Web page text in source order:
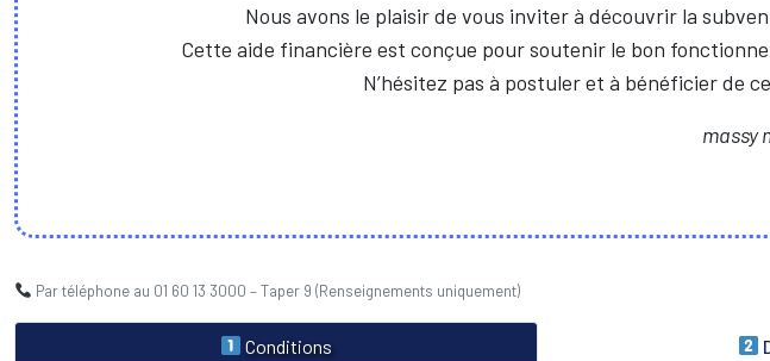
Nous avons le plaisir de vous inviter à découvrir la
Cette aide financière est conçue pour soutenir le bon
N’hésitez pas à postuler et à bénéficier de
massy
Par téléphone au 01 60 13 3000 – Taper 9 (Renseignements uniquement)
Conditions